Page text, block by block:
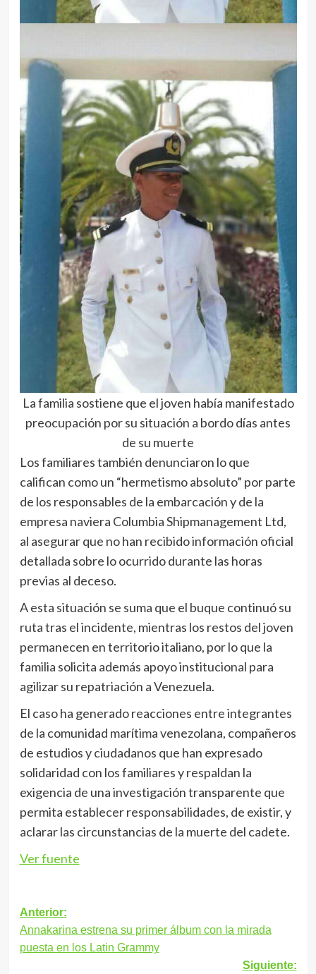
La familia sostiene que el joven había manifestado
preocupación por su situación a bordo días antes
de su muerte
Los familiares también denunciaron lo que
califican como un “hermetismo absoluto” por parte
de los responsables de la embarcación y de la
empresa naviera Columbia Shipmanagement Ltd,
al asegurar que no han recibido información oficial
detallada sobre lo ocurrido durante las horas
previas al deceso.
A esta situación se suma que el buque continuó su
ruta tras el incidente, mientras los restos del joven
permanecen en territorio italiano, por lo que la
familia solicita además apoyo institucional para
agilizar su repatriación a Venezuela.
El caso ha generado reacciones entre integrantes
de la comunidad marítima venezolana, compañeros
de estudios y ciudadanos que han expresado
solidaridad con los familiares y respaldan la
exigencia de una investigación transparente que
permita establecer responsabilidades, de existir, y
aclarar las circunstancias de la muerte del cadete.
Ver fuente
Navegación
de
entradas
Anterior:
Annakarina estrena su primer álbum con la mirada
puesta en los Latin Grammy
Siguiente: